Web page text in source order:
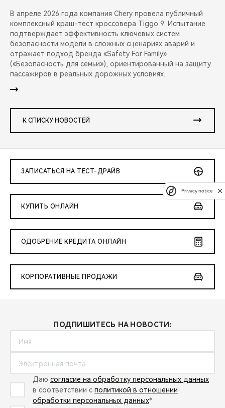
В апреле 2026 года компания Chery провела публичный
комплексный краш-тест кроссовера Tiggo 9. Испытание
подтверждает эффективность ключевых систем
безопасности модели в сложных сценариях аварий и
отражает подход бренда «Safety For Family»
(«Безопасность для семьи»), ориентированный на защиту
пассажиров в реальных дорожных условиях.
К СПИСКУ НОВОСТЕЙ
ЗАПИСАТЬСЯ НА ТЕСТ-ДРАЙВ
КУПИТЬ ОНЛАЙН
ОДОБРЕНИЕ КРЕДИТА ОНЛАЙН
КОРПОРАТИВНЫЕ ПРОДАЖИ
ПОДПИШИТЕСЬ НА НОВОСТИ:
Даю согласие на обработку персональных данных
в соответствии с политикой в отношении
обработки персональных данных*
Privacy notice